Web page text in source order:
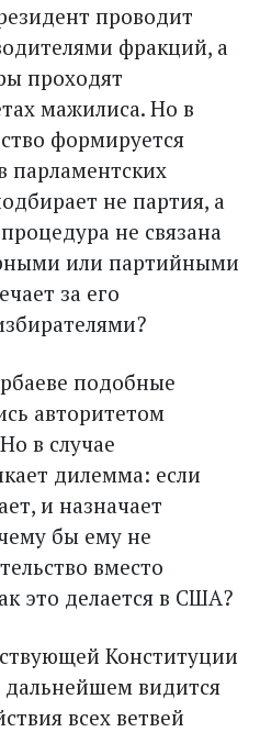
проводит
фракций, а
проходят
мажилиса. Но в
формируется
парламентских
не партия, а
не связана
или партийными
за его
подобные
авторитетом
в случае
дилемма: если
и назначает
бы ему не
вместо
это делается в США?
Конституции
дальнейшем видится
всех ветвей